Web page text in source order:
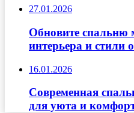
27.01.2026
Обновите спальню
интерьера и стили
16.01.2026
Современная
для уюта и